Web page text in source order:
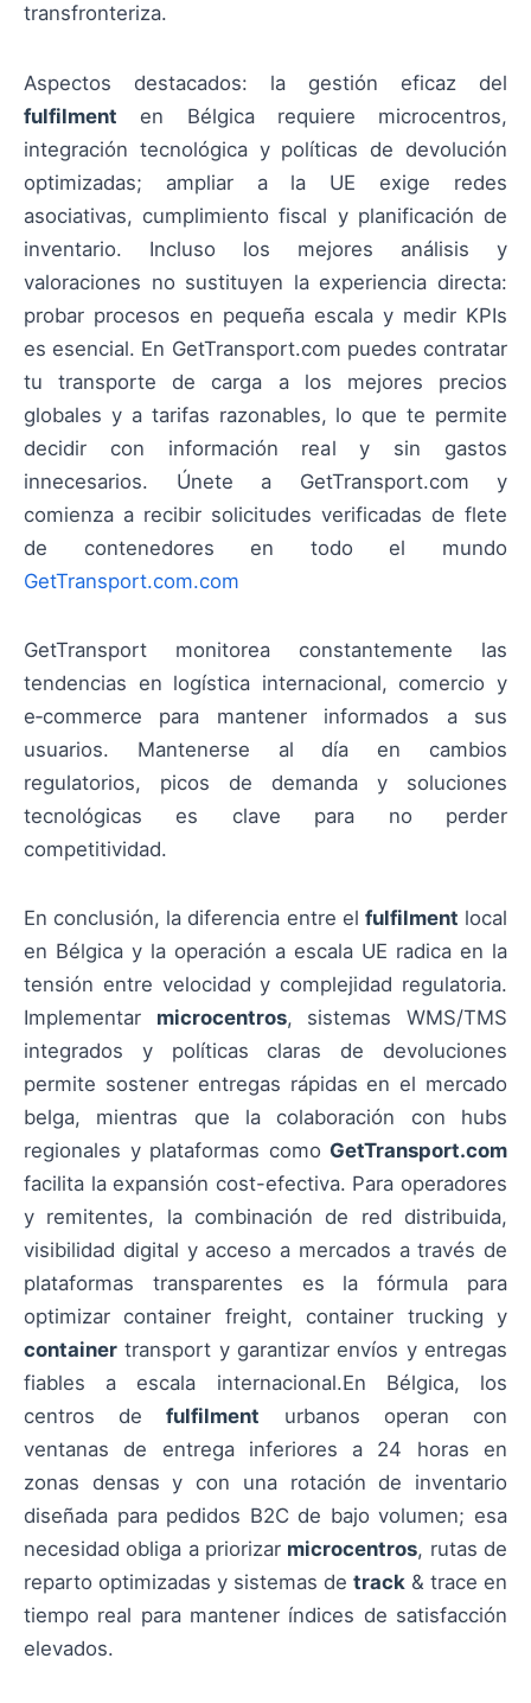
transfronteriza.
Aspectos destacados: la gestión eficaz del
fulfilment en Bélgica requiere microcentros,
integración tecnológica y políticas de devolución
optimizadas; ampliar a la UE exige redes
asociativas, cumplimiento fiscal y planificación de
inventario. Incluso los mejores análisis y
valoraciones no sustituyen la experiencia directa:
probar procesos en pequeña escala y medir KPIs
es esencial. En GetTransport.com puedes contratar
tu transporte de carga a los mejores precios
globales y a tarifas razonables, lo que te permite
decidir con información real y sin gastos
innecesarios. Únete a GetTransport.com y
comienza a recibir solicitudes verificadas de flete
de contenedores en todo el mundo
GetTransport.com.com
GetTransport monitorea constantemente las
tendencias en logística internacional, comercio y
e‑commerce para mantener informados a sus
usuarios. Mantenerse al día en cambios
regulatorios, picos de demanda y soluciones
tecnológicas es clave para no perder
competitividad.
En conclusión, la diferencia entre el fulfilment local
en Bélgica y la operación a escala UE radica en la
tensión entre velocidad y complejidad regulatoria.
Implementar microcentros, sistemas WMS/TMS
integrados y políticas claras de devoluciones
permite sostener entregas rápidas en el mercado
belga, mientras que la colaboración con hubs
regionales y plataformas como GetTransport.com
facilita la expansión cost-efectiva. Para operadores
y remitentes, la combinación de red distribuida,
visibilidad digital y acceso a mercados a través de
plataformas transparentes es la fórmula para
optimizar container freight, container trucking y
container transport y garantizar envíos y entregas
fiables a escala internacional.En Bélgica, los
centros defulfilment urbanos operan con
ventanas de entrega inferiores a 24 horas en
zonas densas y con una rotación de inventario
diseñada para pedidos B2C de bajo volumen; esa
necesidad obliga a priorizar microcentros, rutas de
reparto optimizadas y sistemas de track & trace en
tiempo real para mantener índices de satisfacción
elevados.